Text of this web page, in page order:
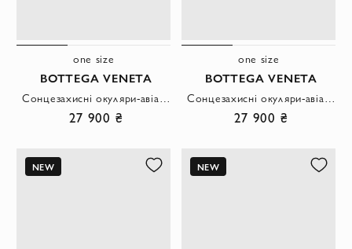
one size
BOTTEGA VENETA
Сонцезахисні окуляри-авіатори у металевій оправі з градієнтними сірими лінзами.
27 900 ₴
one size
BOTTEGA VENETA
Сонцезахисні окуляри-авіатори у золотистій металевій оправі з коричневими лінзами.
27 900 ₴
NEW NEW